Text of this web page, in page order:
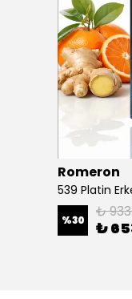
Romeron
539 Platin
%30 ₺
₺